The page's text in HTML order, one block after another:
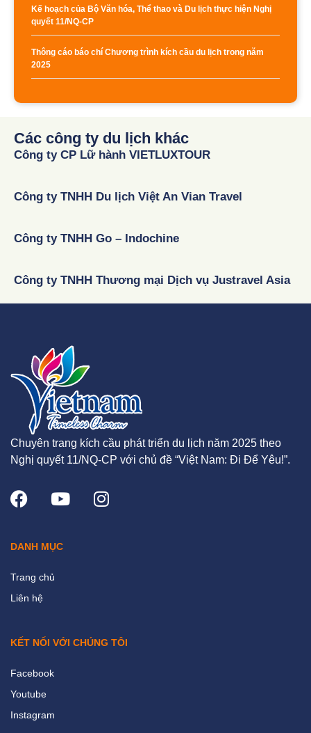
Kế hoạch của Bộ Văn hóa, Thể thao và Du lịch thực hiện Nghị
quyết 11/NQ-CP
Thông cáo báo chí Chương trình kích cầu du lịch trong năm
2025
Các công ty du lịch khác
Công ty CP Lữ hành VIETLUXTOUR
Công ty TNHH Du lịch Việt An Vian Travel
Công ty TNHH Go – Indochine
Công ty TNHH Thương mại Dịch vụ Justravel Asia
Chuyên trang kích cầu phát triển du lịch năm 2025 theo
Nghị quyết 11/NQ-CP với chủ đề “Việt Nam: Đi Để Yêu!”.
DANH MỤC
Trang chủ
Liên hệ
KẾT NỐI VỚI CHÚNG TÔI
Facebook
Youtube
Instagram